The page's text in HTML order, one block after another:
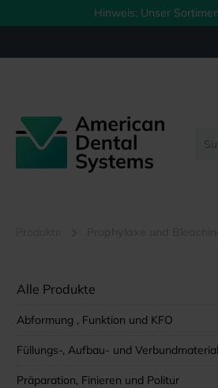
Zur Hauptnavigation
Hinweis: Unser
Alle Produkte
Abformung , Funktion und KFO
Füllungs-, Aufbau- und Verbundmaterial
Präparation, Finieren und Politur